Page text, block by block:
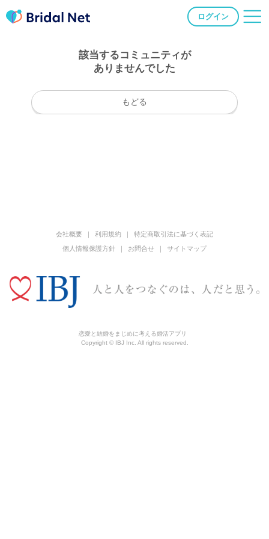
ログイン
該当するコミュニティが
ありませんでした
もどる
会社概要 利用規約
特定商取引法に基づく表記
個人情報保護方針
お問合せ サイトマップ
恋愛と結婚をまじめに考える婚活アプリ
Copyright © IBJ Inc. All rights reserved.